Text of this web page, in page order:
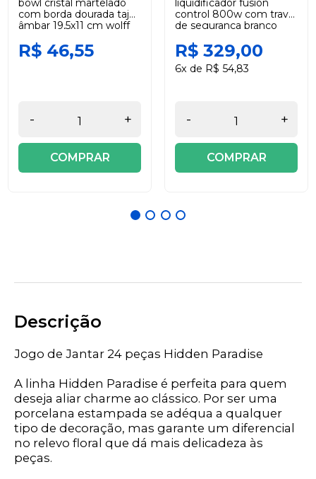
bowl cristal martelado
com borda dourada taj
âmbar 19,5x11 cm wolff
R$ 46,55
- +
COMPRAR
liquidificador fusion
control 800w com trava
de segurança branco
R$ 329,00
6x de R$ 54,83
- +
COMPRAR
Descrição
Jogo de Jantar 24 peças Hidden Paradise
A linha Hidden Paradise é perfeita para quem
deseja aliar charme ao clássico. Por ser uma
porcelana estampada se adéqua a qualquer
tipo de decoração, mas garante um diferencial
no relevo floral que dá mais delicadeza às
peças.